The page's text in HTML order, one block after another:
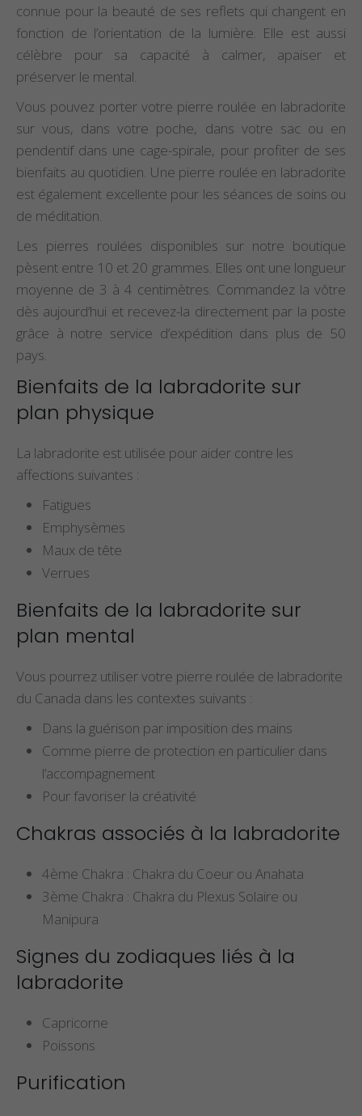
connue pour la beauté de ses reflets qui changent en
fonction de l’orientation de la lumière. Elle est aussi
célèbre pour sa capacité à calmer, apaiser et
préserver le mental.
Vous pouvez porter votre pierre roulée en labradorite
sur vous, dans votre poche, dans votre sac ou en
pendentif dans une cage-spirale, pour profiter de ses
bienfaits au quotidien. Une pierre roulée en labradorite
est également excellente pour les séances de soins ou
de méditation.
Les pierres roulées disponibles sur notre boutique
pèsent entre 10 et 20 grammes. Elles ont une longueur
moyenne de 3 à 4 centimètres. Commandez la vôtre
dès aujourd’hui et recevez-la directement par la poste
grâce à notre service d’expédition dans plus de 50
pays.
Bienfaits de la labradorite sur
plan physique
La labradorite est utilisée pour aider contre les
affections suivantes :
Fatigues
Emphysèmes
Maux de tête
Verrues
Bienfaits de la labradorite sur
plan mental
Vous pourrez utiliser votre pierre roulée de labradorite
du Canada dans les contextes suivants :
Dans la guérison par imposition des mains
Comme pierre de protection en particulier dans
l’accompagnement
Pour favoriser la créativité
Chakras associés à la labradorite
4ème Chakra : Chakra du Coeur ou Anahata
3ème Chakra : Chakra du Plexus Solaire ou
Manipura
Signes du zodiaques liés à la
labradorite
Capricorne
Poissons
Purification